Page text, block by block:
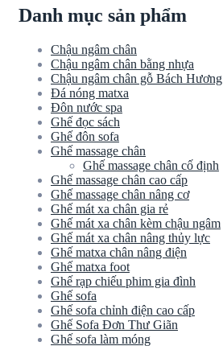
Danh mục sản phẩm
Chậu ngâm chân
Chậu ngâm chân bằng nhựa
Chậu ngâm chân gỗ Bách Hương
Đá nóng matxa
Đôn nước spa
Ghế đọc sách
Ghế đôn sofa
Ghế massage chân
Ghế massage chân cố định
Ghế massage chân cao cấp
Ghế massage chân nâng cơ
Ghế mát xa chân gia rẻ
Ghế mát xa chân kèm chậu ngâm
Ghế mát xa chân nâng thủy lực
Ghế matxa chân nâng điện
Ghế matxa foot
Ghế rạp chiếu phim gia đình
Ghế sofa
Ghế sofa chỉnh điện cao cấp
Ghế Sofa Đơn Thư Giãn
Ghế sofa làm móng